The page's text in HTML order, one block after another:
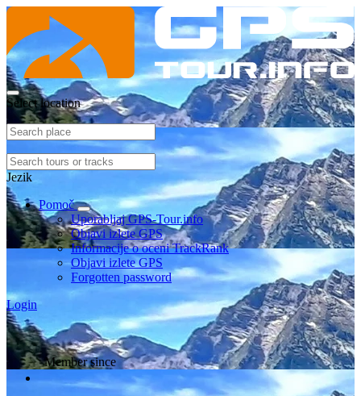
Select location
Jezik
Pomoč
Uporabljaj GPS-Tour.info
Objavi izlete GPS
Informacije o oceni TrackRank
Objavi izlete GPS
Forgotten password
Login
Member since